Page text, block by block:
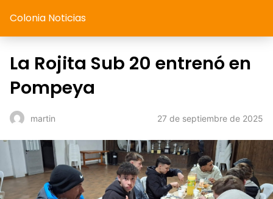
Colonia Noticias
La Rojita Sub 20 entrenó en
Pompeya
martin 27 de septiembre de 2025